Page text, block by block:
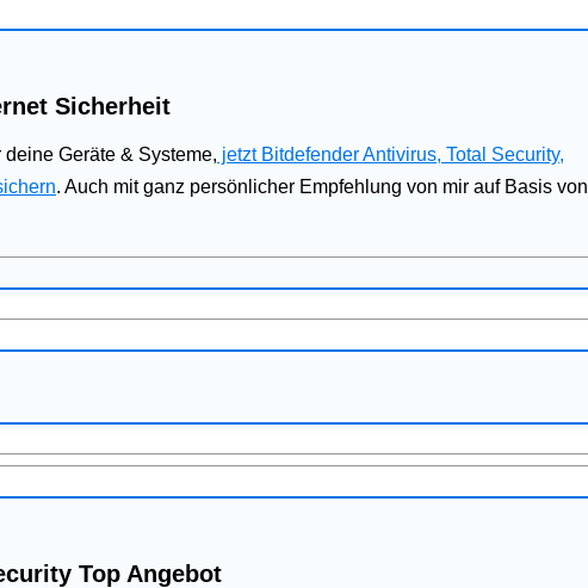
Sicherheit
Geräte & Systeme, jetzt Bitdefender Antivirus, Total Security,
. Auch mit ganz persönlicher Empfehlung von mir auf Basis von
Top Angebot